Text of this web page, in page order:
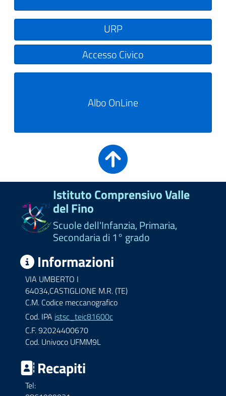
URP
Accesso Civico
Albo OnLine
Istituto Comprensivo Valle
del Fino
Scuole dell'Infanzia, Primaria,
Secondaria di 1° grado
Informazioni
VIA UMBERTO I
64034,CASTIGLIONE M.R. (TE)
C.M. Codice meccanografico
Cod. IPA istsc_teic81600c
C.F. 92024400670
Cod. Univoco UFMM9L
Recapiti
Tel: